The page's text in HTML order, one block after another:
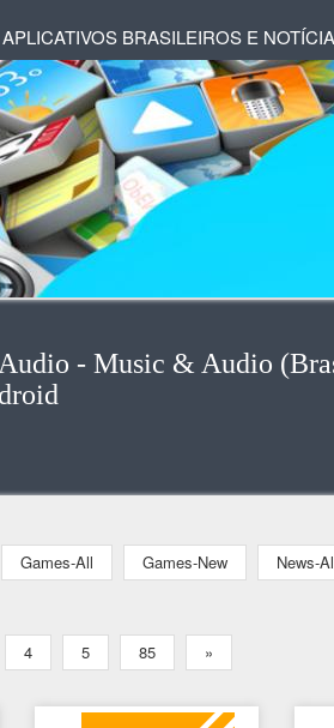
APLICATIVOS BRASILEIROS E
- Music & Audio
Games-All Games-New News-
4 5 85 »